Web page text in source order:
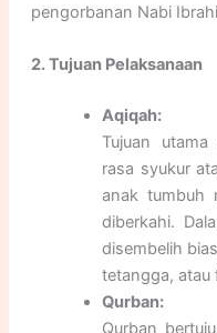
pengorbanan Nabi
2. Tujuan Pelaksanaan
Aqiqah:
Tujuan
rasa syukur
anak tumbuh
diberkahi.
disembelih
tetangga, atau
Qurban:
Qurban